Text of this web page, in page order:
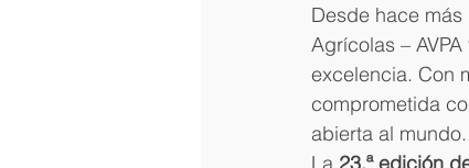
Desde hace
Agrícolas –
excelencia. Con
comprometida
abierta al mundo.